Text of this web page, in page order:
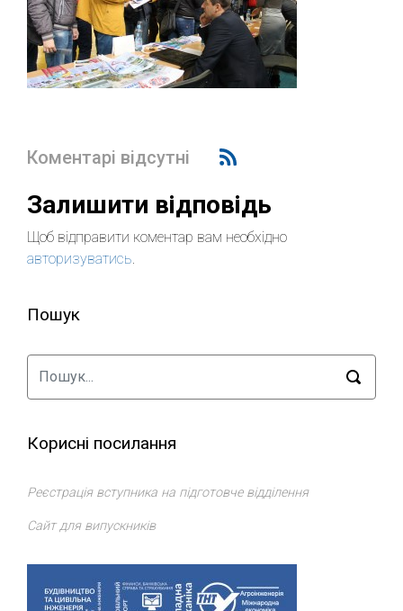
Коментарі відсутні
Залишити відповідь
Щоб відправити коментар вам необхідно
авторизуватись.
Пошук
Корисні посилання
Реєстрація вступника на підготовче відділення
Сайт для випускників